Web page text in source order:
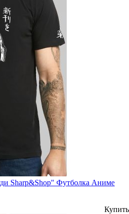
Sharp&Shop" Футболка Аниме
Купить